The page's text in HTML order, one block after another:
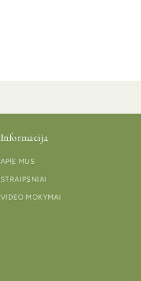
Informacija
APIE MUS
STRAIPSNIAI
VIDEO MOKYMAI